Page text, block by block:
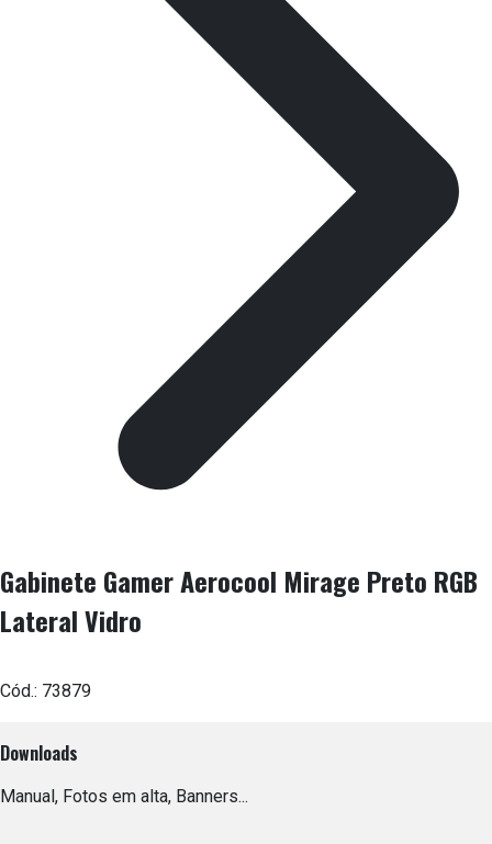
Gabinete Gamer Aerocool Mirage Preto RGB
Lateral Vidro
Cód.: 73879
Downloads
Manual, Fotos em alta, Banners...